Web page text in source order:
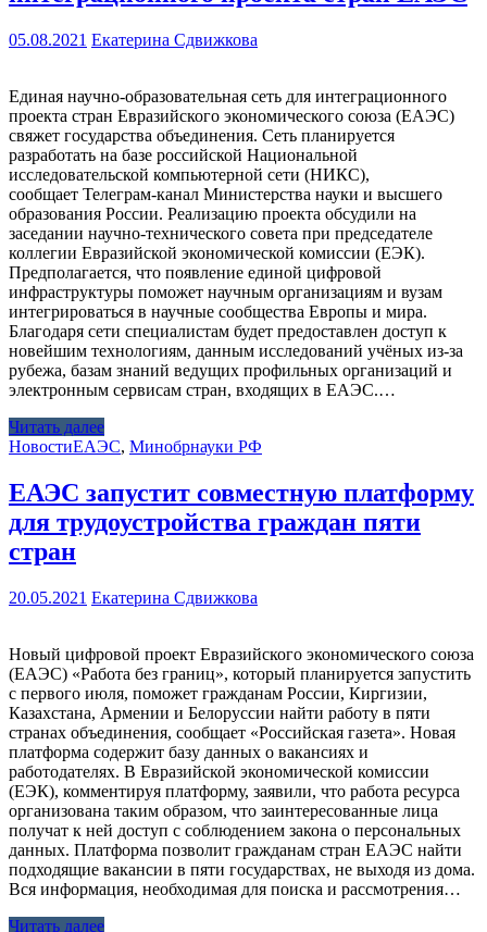
05.08.2021 Екатерина Сдвижкова
Единая научно-образовательная сеть для интеграционного
проекта стран Евразийского экономического союза (ЕАЭС)
свяжет государства объединения. Сеть планируется
разработать на базе российской Национальной
исследовательской компьютерной сети (НИКС),
сообщает Телеграм-канал Министерства науки и высшего
образования России. Реализацию проекта обсудили на
заседании научно-технического совета при председателе
коллегии Евразийской экономической комиссии (ЕЭК).
Предполагается, что появление единой цифровой
инфраструктуры поможет научным организациям и вузам
интегрироваться в научные сообщества Европы и мира.
Благодаря сети специалистам будет предоставлен доступ к
новейшим технологиям, данным исследований учёных из-за
рубежа, базам знаний ведущих профильных организаций и
электронным сервисам стран, входящих в ЕАЭС.…
Читать далее
НовостиЕАЭС, Минобрнауки РФ
ЕАЭС запустит совместную платформу
для трудоустройства граждан пяти
стран
20.05.2021 Екатерина Сдвижкова
Новый цифровой проект Евразийского экономического союза
(ЕАЭС) «Работа без границ», который планируется запустить
с первого июля, поможет гражданам России, Киргизии,
Казахстана, Армении и Белоруссии найти работу в пяти
странах объединения, сообщает «Российская газета». Новая
платформа содержит базу данных о вакансиях и
работодателях. В Евразийской экономической комиссии
(ЕЭК), комментируя платформу, заявили, что работа ресурса
организована таким образом, что заинтересованные лица
получат к ней доступ с соблюдением закона о персональных
данных. Платформа позволит гражданам стран ЕАЭС найти
подходящие вакансии в пяти государствах, не выходя из дома.
Вся информация, необходимая для поиска и рассмотрения…
Читать далее